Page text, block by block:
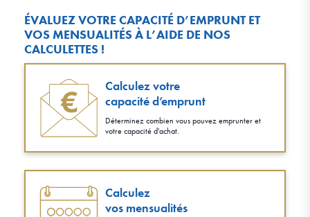
ÉVALUEZ VOTRE CAPACITÉ D’EMPRUNT ET
VOS MENSUALITÉS À L’AIDE DE NOS
CALCULETTES !
Calculez votre
capacité d’emprunt
Déterminez combien vous pouvez emprunter et
votre capacité d'achat.
Calculez
vos mensualités